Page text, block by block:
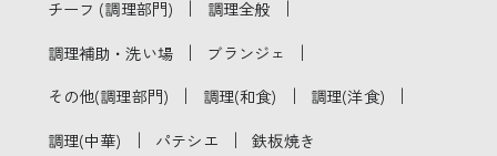
チーフ (調理部門) ｜ 調理全般 ｜
調理補助・洗い場 ｜ ブランジェ ｜
その他(調理部門) ｜ 調理(和食) ｜ 調理(洋食) ｜
調理(中華) ｜ パテシエ ｜ 鉄板焼き